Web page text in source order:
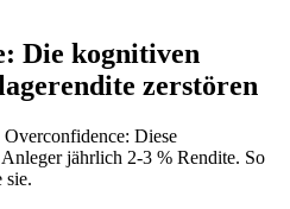
Die kognitiven
zerstören
Diese
jährlich 2-3 % Rendite. So
sie.